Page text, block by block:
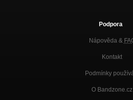
Podpora
Nápověda &
Kontakt
Podmínky
O Bandzone.cz